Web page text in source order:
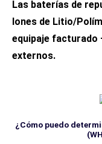
Las baterías de
Iones de Litio/
equipaje facturado
externos.
¿Cómo puedo